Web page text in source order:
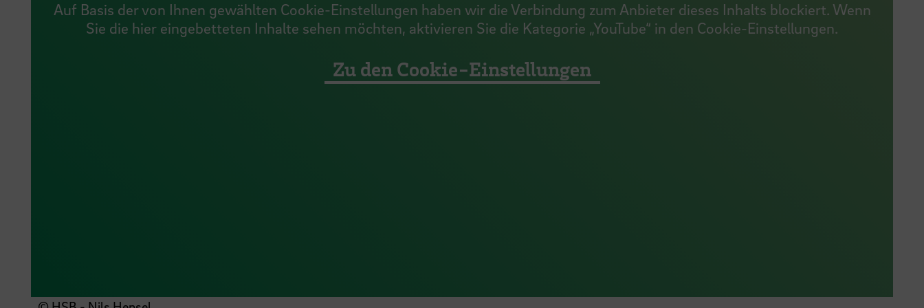
Auf Basis der von Ihnen gewählten Cookie-Einstellungen haben wir die Verbindung zum Anbieter dieses Inhalts blockiert. Wenn
Sie die hier eingebetteten Inhalte sehen möchten, aktivieren Sie die Kategorie „YouTube“ in den Cookie-Einstellungen.
Zu den Cookie-Einstellungen